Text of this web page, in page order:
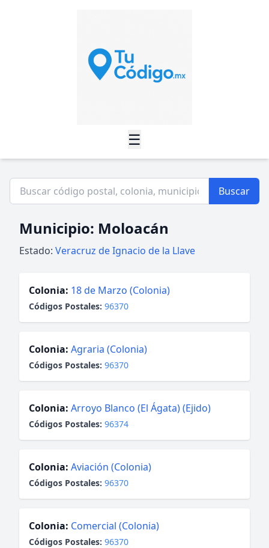
☰
Buscar
Municipio: Moloacán
Estado: Veracruz de Ignacio de la Llave
Colonia: 18 de Marzo (Colonia)
Códigos Postales: 96370
Colonia: Agraria (Colonia)
Códigos Postales: 96370
Colonia: Arroyo Blanco (El Ágata) (Ejido)
Códigos Postales: 96374
Colonia: Aviación (Colonia)
Códigos Postales: 96370
Colonia: Comercial (Colonia)
Códigos Postales: 96370